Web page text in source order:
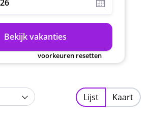
Bekijk vakanties
voorkeuren resetten
Lijst Kaart